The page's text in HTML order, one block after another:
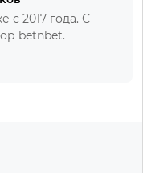
с 2017 года. С
betnbet.